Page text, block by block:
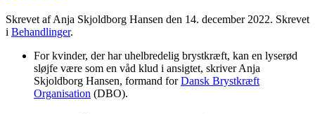
Skrevet af Anja Skjoldborg Hansen den 14. december 2022. Skrevet
i Behandlinger.
For kvinder, der har uhelbredelig brystkræft, kan en lyserød
sløjfe være som en våd klud i ansigtet, skriver Anja
Skjoldborg Hansen, formand forDansk Brystkræft
Organisation (DBO).